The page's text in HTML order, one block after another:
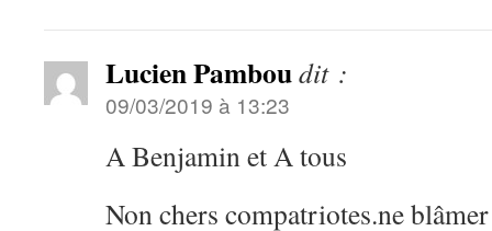
Lucien Pamboudit :
09/03/2019 à 13:23
A Benjamin et A tous
Non chers compatriotes.ne